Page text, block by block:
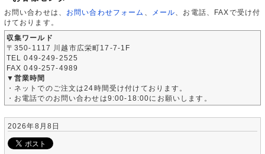
お問い合わせは、 お問い合わせフォーム メール 、お電話、FAXで受け付
けております。
収集ワールド
〒350-1117 川越市広栄町17-7-1F
TEL 049-249-2525
FAX 049-257-4989
▼営業時間
・ネットでのご注文は24時間受け付けております。
・お電話でのお問い合わせは9:00-18:00にお願いします。
2026年8月8日